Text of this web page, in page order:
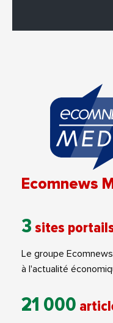
Ecomnews
3 sites
Le groupe
à l'actualité
21 000